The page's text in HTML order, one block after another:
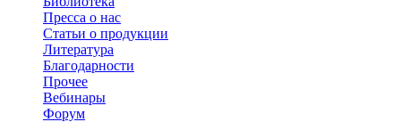
Пресса о нас
Статьи о продукции
Литература
Благодарности
Прочее
Вебинары
Форум